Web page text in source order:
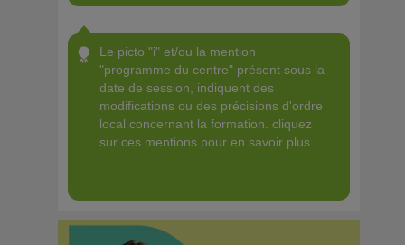
le picto "i" et/ou la mention
"programme du centre" présent sous la
date de session, indiquent des
modifications ou des précisions d'ordre
local concernant la formation. cliquez
sur ces mentions pour en savoir plus.